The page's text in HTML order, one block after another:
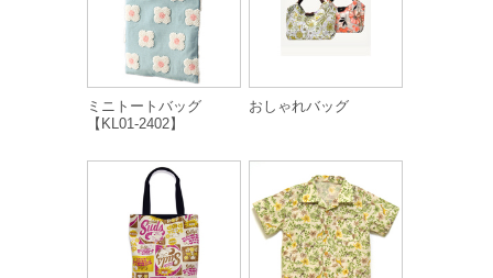
ミニトートバッグ
【KL01-2402】
おしゃれバッグ